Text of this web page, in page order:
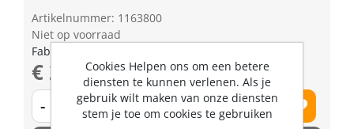
Artikelnummer: 1163800
Niet op voorraad
Fabrikant artikel nummer: 1624105670
€ 2,92 excl. BTW
- +
Cookies Helpen ons om een betere
diensten te kunnen verlenen. Als je
gebruik wilt maken van onze diensten
stem je toe om cookies te gebruiken